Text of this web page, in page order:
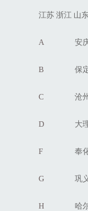
江苏 浙江 山
A 安
B 保
C 沧州
D 大
F 奉
G 巩
H 哈